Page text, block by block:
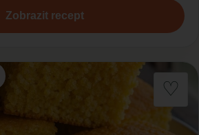
Zobrazit recept